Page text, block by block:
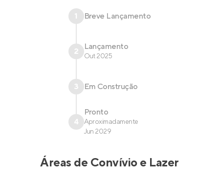
1 Breve Lançamento
2 Lançamento
Out 2025
3 Em Construção
4
Pronto
Aproximadamente
Jun 2029
Áreas de Convívio e Lazer